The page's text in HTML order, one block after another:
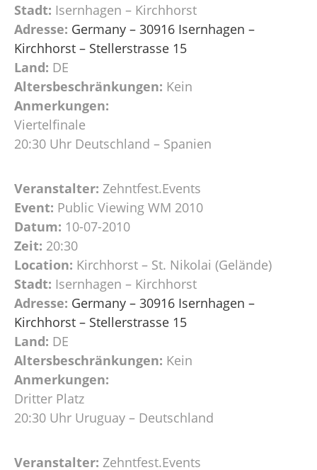
Stadt: Isernhagen – Kirchhorst
Adresse: Germany – 30916 Isernhagen –
Kirchhorst – Stellerstrasse 15
Land: DE
Altersbeschränkungen: Kein
Anmerkungen:
Viertelfinale
20:30 Uhr Deutschland – Spanien
Veranstalter: Zehntfest.Events
Event: Public Viewing WM 2010
Datum: 10-07-2010
Zeit: 20:30
Location: Kirchhorst – St. Nikolai (Gelände)
Stadt: Isernhagen – Kirchhorst
Adresse: Germany – 30916 Isernhagen –
Kirchhorst – Stellerstrasse 15
Land: DE
Altersbeschränkungen: Kein
Anmerkungen:
Dritter Platz
20:30 Uhr Uruguay – Deutschland
Veranstalter: Zehntfest.Events